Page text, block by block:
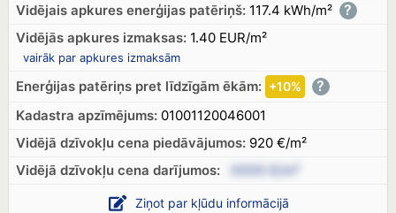
Vidējais apkures enerģijas patēriņš:117.4 kWh/m² ?
Vidējās apkures izmaksas:1.40 EUR/m²
vairāk par apkures izmaksām
Enerģijas patēriņs pret līdzīgām ēkām: +10% ?
Kadastra apzīmējums:01001120046001
Vidējā dzīvokļu cena piedāvājumos:920 €/m²
Vidējā dzīvokļu cena darījumos: XXXX €/m²
Ziņot par kļūdu informācijā